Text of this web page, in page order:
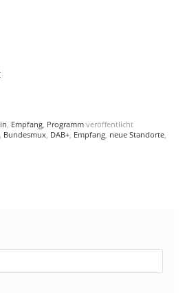
, Empfang, Programm veröffentlicht
, Bundesmux, DAB+, Empfang, neue Standorte,